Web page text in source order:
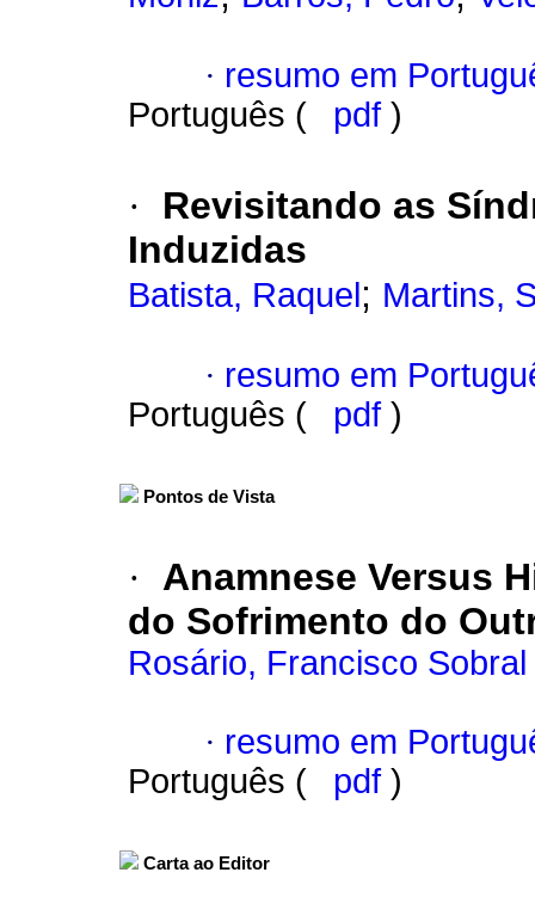
· resumo em
Português (
pdf )
·
Revisitando as
Induzidas
Batista, Raquel ; Martins,
· resumo em
Português (
pdf )
Pontos de Vista
·
Anamnese Versus
do Sofrimento do
Rosário, Francisco Sobral
· resumo em
Português (
pdf )
Carta ao Editor